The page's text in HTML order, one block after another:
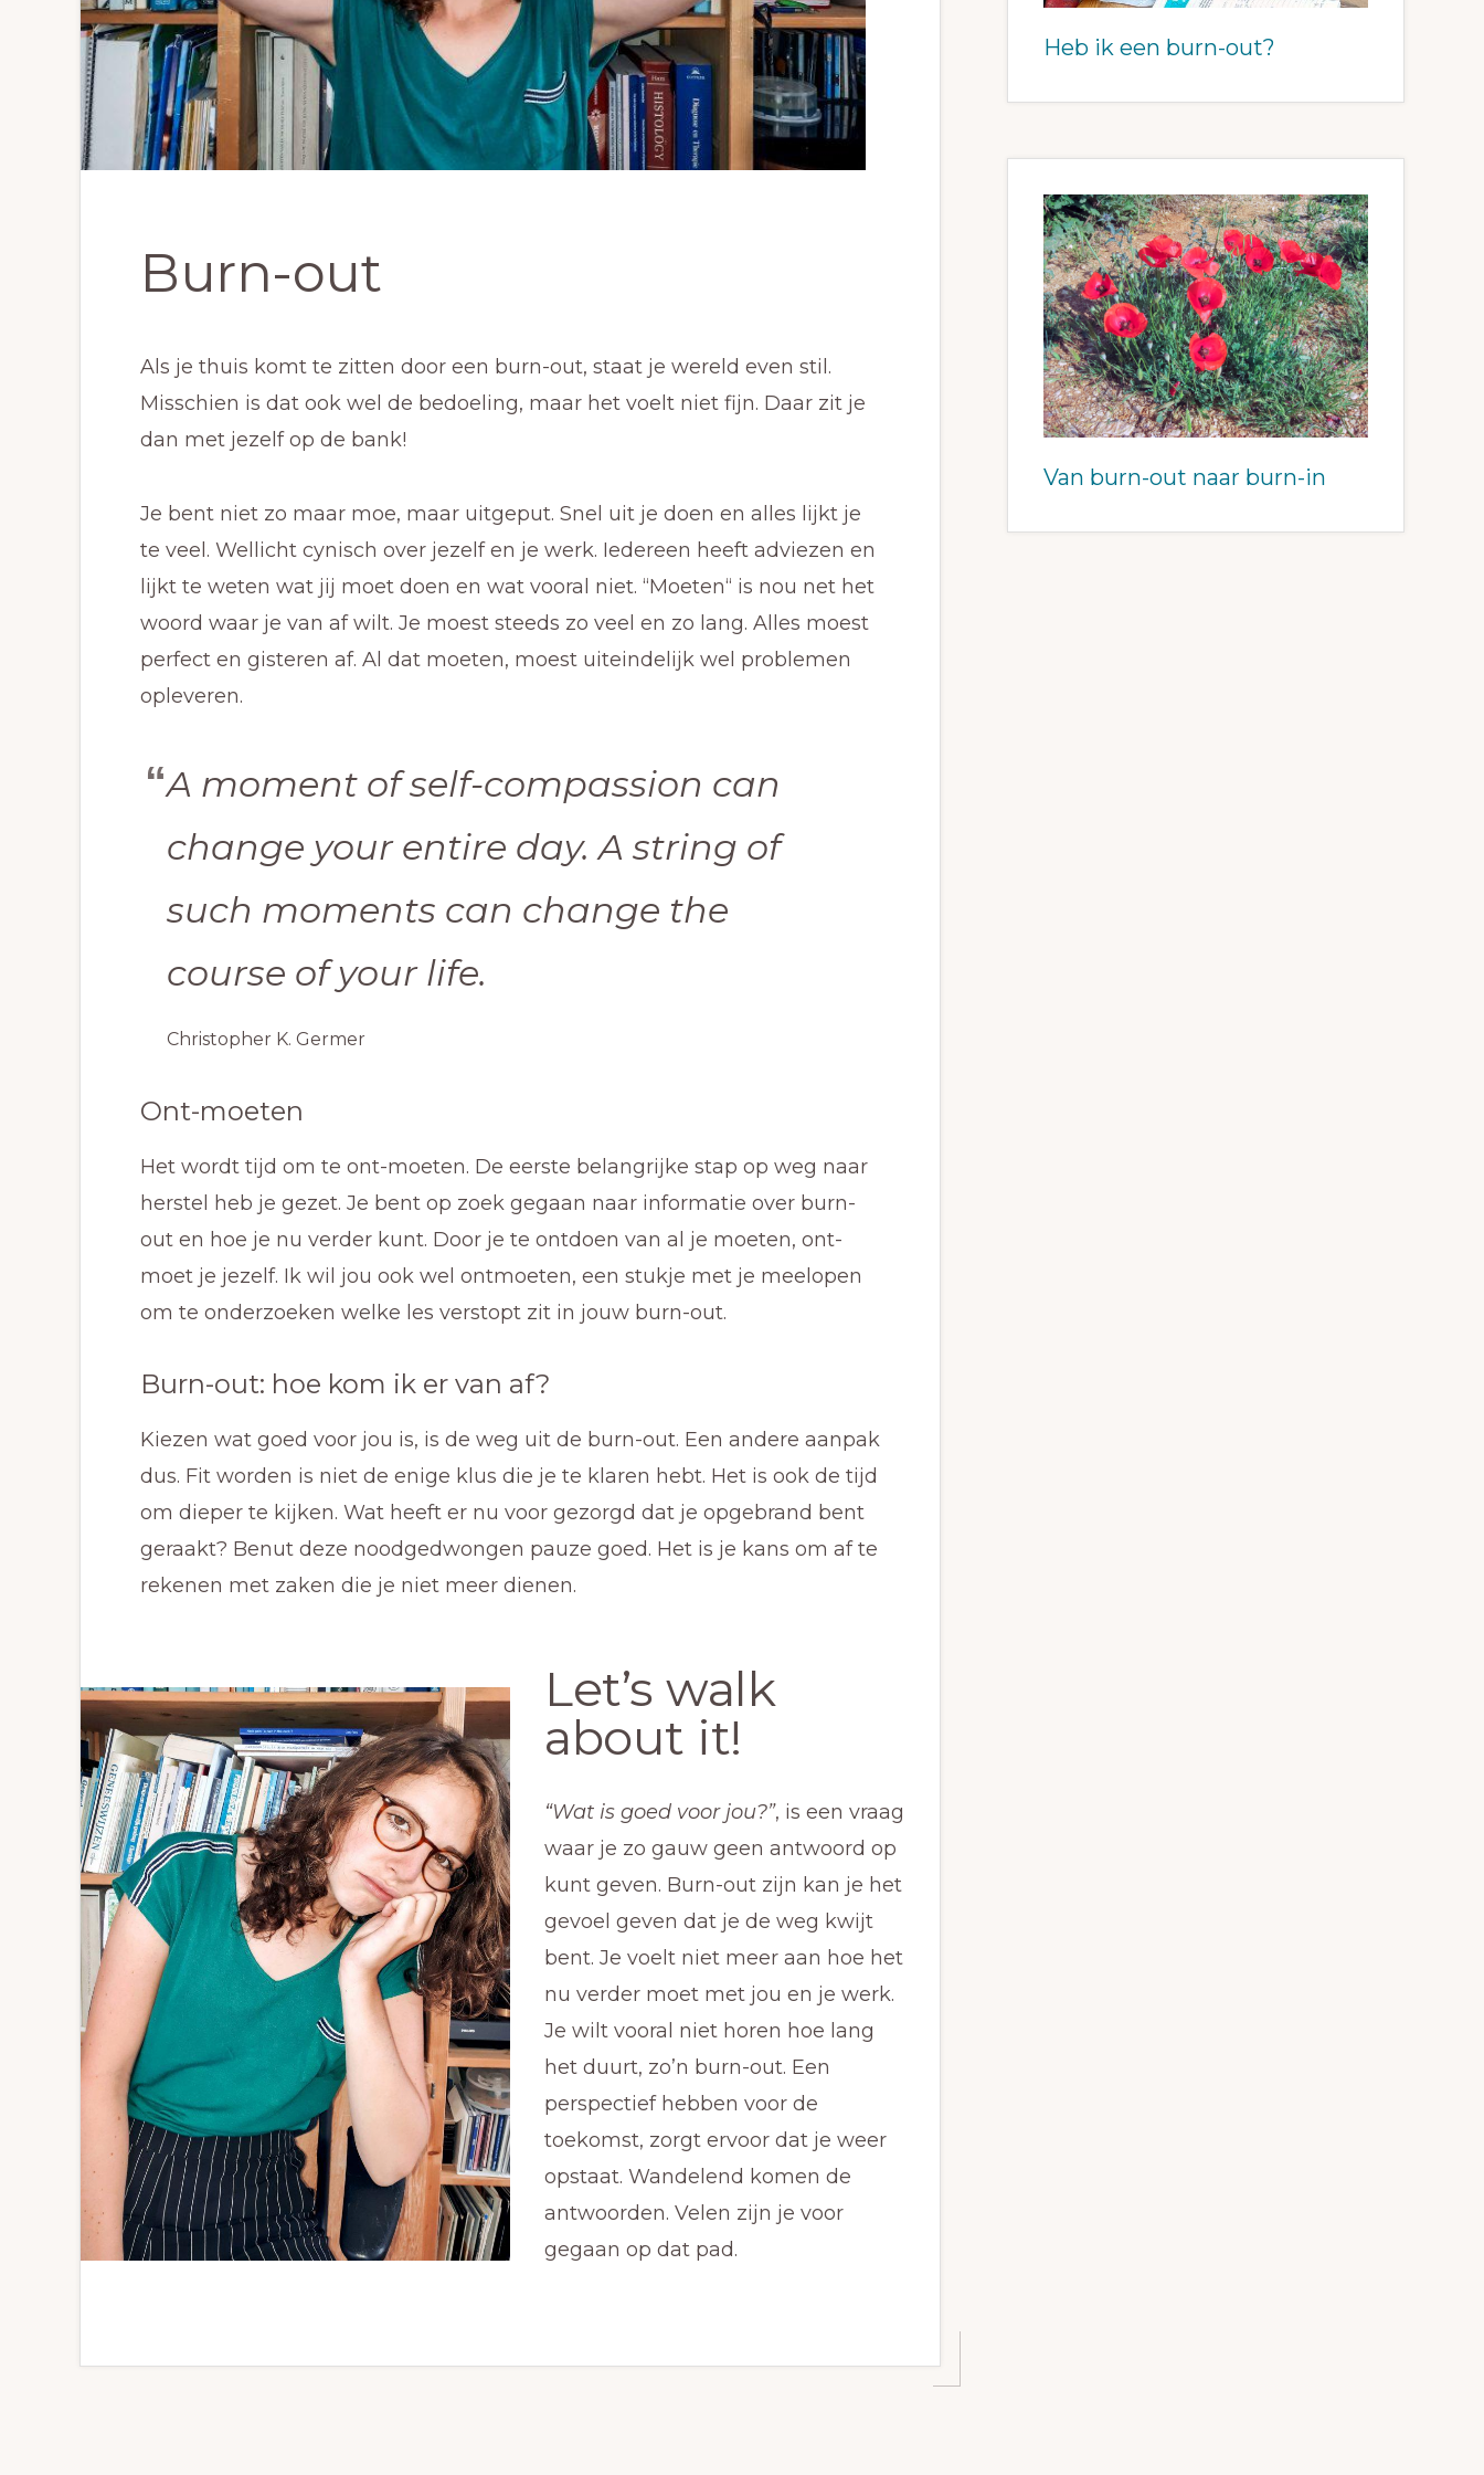
Burn-out
Als je thuis komt te zitten door een burn-out, staat je wereld even stil.
Misschien is dat ook wel de bedoeling, maar het voelt niet fijn. Daar zit je
dan met jezelf op de bank!
Je bent niet zo maar moe, maar uitgeput. Snel uit je doen en alles lijkt je
te veel. Wellicht cynisch over jezelf en je werk. Iedereen heeft adviezen en
lijkt te weten wat jij moet doen en wat vooral niet. “Moeten“ is nou net het
woord waar je van af wilt. Je moest steeds zo veel en zo lang. Alles moest
perfect en gisteren af. Al dat moeten, moest uiteindelijk wel problemen
opleveren.
A moment of self-compassion can
change your entire day. A string of
such moments can change the
course of your life.
Christopher K. Germer
Ont-moeten
Het wordt tijd om te ont-moeten. De eerste belangrijke stap op weg naar
herstel heb je gezet. Je bent op zoek gegaan naar informatie over burn-
out en hoe je nu verder kunt. Door je te ontdoen van al je moeten, ont-
moet je jezelf. Ik wil jou ook wel ontmoeten, een stukje met je meelopen
om te onderzoeken welke les verstopt zit in jouw burn-out.
Burn-out: hoe kom ik er van af?
Kiezen wat goed voor jou is, is de weg uit de burn-out. Een andere aanpak
dus. Fit worden is niet de enige klus die je te klaren hebt. Het is ook de tijd
om dieper te kijken. Wat heeft er nu voor gezorgd dat je opgebrand bent
geraakt? Benut deze noodgedwongen pauze goed. Het is je kans om af te
rekenen met zaken die je niet meer dienen.
Let’s walk
about it!
“Wat is goed voor jou?”, is een vraag
waar je zo gauw geen antwoord op
kunt geven. Burn-out zijn kan je het
gevoel geven dat je de weg kwijt
bent. Je voelt niet meer aan hoe het
nu verder moet met jou en je werk.
Je wilt vooral niet horen hoe lang
het duurt, zo’n burn-out. Een
perspectief hebben voor de
toekomst, zorgt ervoor dat je weer
opstaat. Wandelend komen de
antwoorden. Velen zijn je voor
gegaan op dat pad.
Heb ik een burn-out?
Van burn-out naar burn-in